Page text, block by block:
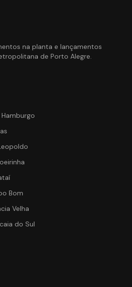
na planta e lançamentos
de Porto Alegre.
Bom
Velha
do Sul